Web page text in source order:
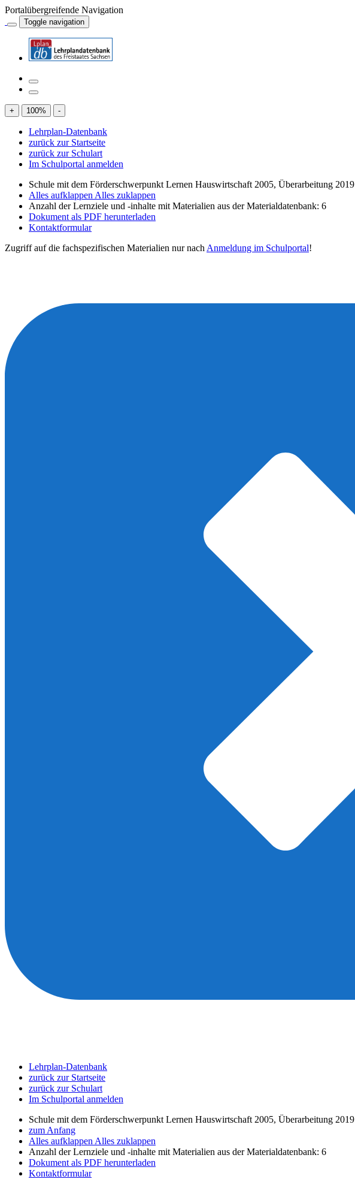
Portalübergreifende Navigation
Toggle navigation
+ 100% -
Lehrplan-Datenbank
zurück zur Startseite
zurück zur Schulart
Im Schulportal anmelden
Schule mit dem Förderschwerpunkt Lernen Hauswirtschaft 2005, Überarbeitung 2019
Alles aufklappen Alles zuklappen
Anzahl der Lernziele und -inhalte mit Materialien aus der Materialdatenbank: 6
Dokument als PDF herunterladen
Kontaktformular
Zugriff auf die fachspezifischen Materialien nur nach Anmeldung im Schulportal!
Lehrplan-Datenbank
zurück zur Startseite
zurück zur Schulart
Im Schulportal anmelden
Schule mit dem Förderschwerpunkt Lernen Hauswirtschaft 2005, Überarbeitung 2019
zum Anfang
Alles aufklappen Alles zuklappen
Anzahl der Lernziele und -inhalte mit Materialien aus der Materialdatenbank: 6
Dokument als PDF herunterladen
Kontaktformular